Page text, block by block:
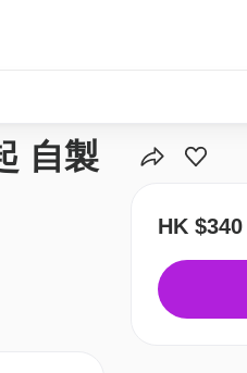
自製
HK $340